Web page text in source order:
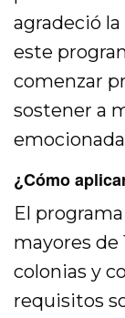
agradeció
este
comenzar
sostener a
¿Cómo
El
mayores de
colonias y
requisitos